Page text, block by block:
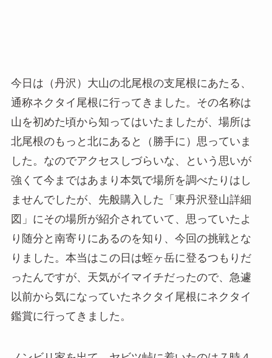
今日は（丹沢）大山の北尾根の支尾根にあたる、
通称ネクタイ尾根に行ってきました。その名称は
山を初めた頃から知ってはいたましたが、場所は
北尾根のもっと北にあると（勝手に）思っていま
した。なのでアクセスしづらいな、という思いが
強くて今まではあまり本気で場所を調べたりはし
ませんでしたが、先般購入した「東丹沢登山詳細
図」にその場所が紹介されていて、思っていたよ
り随分と南寄りにあるのを知り、今回の挑戦とな
りました。本当はこの日は蛭ヶ岳に登るつもりだ
ったんですが、天気がイマイチだったので、急遽
以前から気になっていたネクタイ尾根にネクタイ
鑑賞に行ってきました。